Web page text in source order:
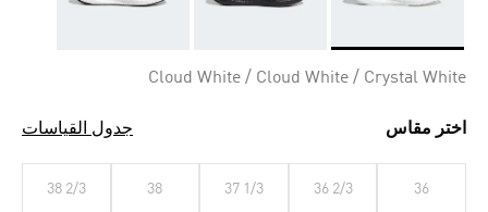
Cloud White / Cloud White / Crystal White
اختر مقاس جدول القياسات
36
36 2/3
37 1/3
38
38 2/3